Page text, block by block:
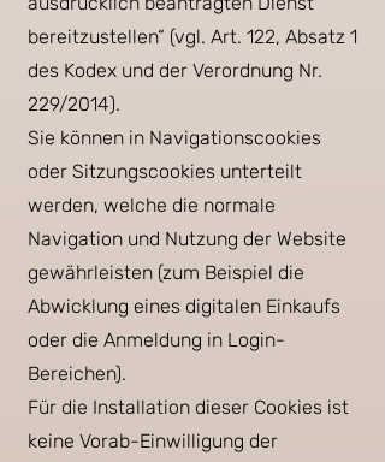
bereitzustellen“ (vgl. Art. 122, Absatz 1
des Kodex und der Verordnung Nr.
229/2014).
Sie können in Navigationscookies
oder Sitzungscookies unterteilt
werden, welche die normale
Navigation und Nutzung der Website
gewährleisten (zum Beispiel die
Abwicklung eines digitalen Einkaufs
oder die Anmeldung in Login-
Bereichen).
Für die Installation dieser Cookies ist
keine Vorab-Einwilligung der